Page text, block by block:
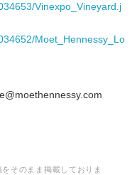
Vinexpo_Vineyard.j
Moet_Hennessy_Lo
そのまま掲載しておりま